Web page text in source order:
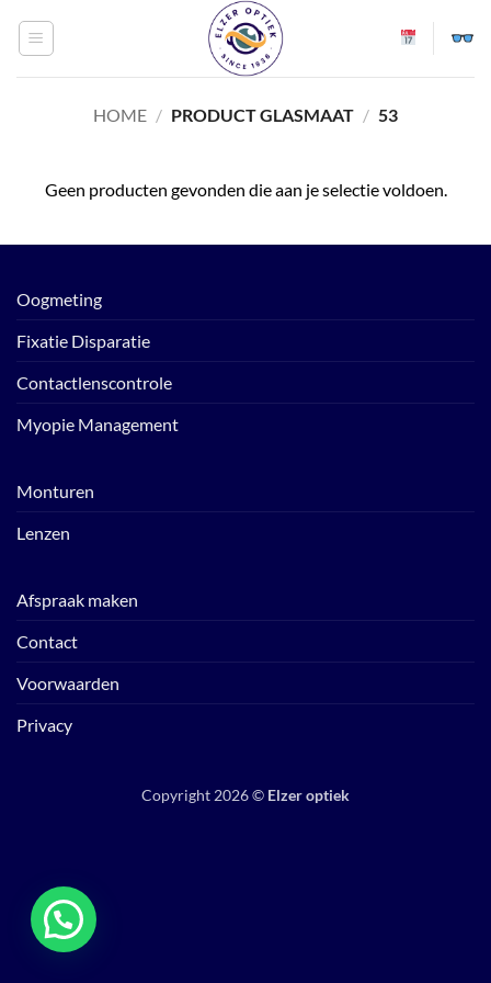
naar
HOME / PRODUCT GLASMAAT / 53
Geen producten gevonden die aan je selectie voldoen.
Oogmeting
Fixatie Disparatie
Contactlenscontrole
Myopie Management
Monturen
Lenzen
Afspraak maken
Contact
Voorwaarden
Privacy
Copyright 2026 © Elzer optiek